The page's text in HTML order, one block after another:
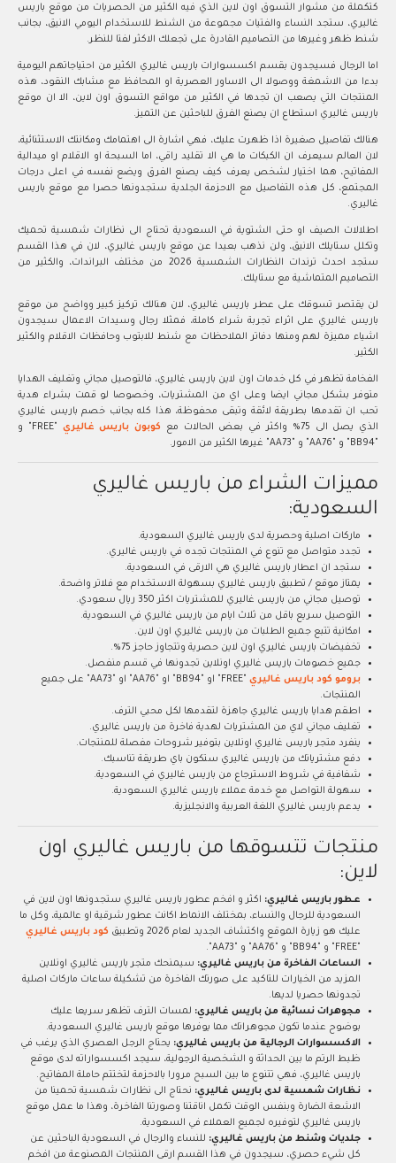
كتكملة من مشوار التسوق اون لاين الذي فيه الكثير من الحصريات من موقع باريس
غاليري، ستجد النساء والفتيات مجموعة من الشنط للاستخدام اليومي الانيق، بجانب
شنط ظهر وغيرها من التصاميم القادرة على تجعلك الاكثر لفتا للنظر.
اما الرجال فسيجدون بقسم اكسسوارات باريس غاليري الكثير من احتياجاتهم اليومية
بدءا من الاشمغة ووصولا الى الاساور العصرية او المحافظ مع مشابك النقود، هذه
المنتجات التي يصعب ان تجدها في الكثير من مواقع التسوق اون لاين، الا ان موقع
باريس غاليري استطاع ان يصنع الفرق للباحثين عن التميز.
هنالك تفاصيل صغيرة اذا ظهرت عليك، فهي اشارة الى اهتمامك ومكانتك الاستثنائية،
لان العالم سيعرف ان الكبكات ما هي الا تقليد راقي، اما السبحة او الاقلام او ميدالية
المفاتيح، هما اختيار لشخص يعرف كيف يصنع الفرق ويضع نفسه في اعلى درجات
المجتمع، كل هذه التفاصيل مع الاحزمة الجلدية ستجدونها حصرا مع موقع باريس
غاليري.
اطلالات الصيف او حتى الشتوية في السعودية تحتاج الى نظارات شمسية تحميك
وتكلل ستايلك الانيق، ولن نذهب بعيدا عن موقع باريس غاليري، لان في هذا القسم
ستجد احدث ترندات النظارات الشمسية 2026 من مختلف البراندات، والكثير من
التصاميم المتماشية مع ستايلك.
لن يقتصر تسوقك على عطر باريس غاليري، لان هنالك تركيز كبير وواضح من موقع
باريس غاليري على اثراء تجربة شراء كاملة، فمثلا رجال وسيدات الاعمال سيجدون
اشياء مميزة لهم ومنها دفاتر الملاحظات مع شنط للابتوب وحافظات الاقلام والكثير
الكثير.
الفخامة تظهر في كل خدمات اون لاين باريس غاليري، فالتوصيل مجاني وتغليف الهدايا
متوفر بشكل مجاني ايضا وعلى اي من المشتريات، وخصوصا لو قمت بشراء هدية
تحب ان تقدمها بطريقة لائقة وتبقى محفوظة، هذا كله بجانب خصم باريس غاليري
الذي يصل الى 75% واكثر في بعض الحالات مع
كوبون باريس غاليري
"FREE" و
"BB94" و "AA76" و "AA73" غيرها الكثير من الامور.
مميزات الشراء من باريس غاليري
السعودية:
ماركات اصلية وحصرية لدى باريس غاليري السعودية.
تجدد متواصل مع تنوع في المنتجات تجده في باريس غاليري.
ستجد ان اعطار باريس غاليري هي الارقى في السعودية.
يمتاز موقع / تطبيق باريس غاليري بسهولة الاستخدام مع فلاتر واضحة.
توصيل مجاني من باريس غاليري للمشتريات اكثر 350 ريال سعودي.
التوصيل سريع باقل من ثلاث ايام من باريس غاليري في السعودية.
امكانية تتبع جميع الطلبات من باريس غاليري اون لاين.
تخفيضات باريس غاليري اون لاين حصرية وتتجاوز حاجز 75%.
جميع خصومات باريس غاليري اونلاين تجدونها في قسم منفصل.
برومو كود باريس غاليري
"FREE" او "BB94" او "AA76" او "AA73" على جميع
المنتجات.
اطقم هدايا باريس غاليري جاهزة لتقدمها لكل محبي الترف.
تغليف مجاني لاي من المشتريات لهدية فاخرة من باريس غاليري.
ينفرد متجر باريس غاليري اونلاين بتوفير شروحات مفصلة للمنتجات.
دفع مشترياتك من باريس غاليري ستكون باي طريقة تناسبك.
شفافية في شروط الاسترجاع من باريس غاليري في السعودية.
سهولة التواصل مع خدمة عملاء باريس غاليري السعودية.
يدعم باريس غاليري اللغة العربية والانجليزية.
منتجات تتسوقها من باريس غاليري اون
لاين:
عطور باريس غاليري: اكثر و افخم عطور باريس غاليري ستجدونها اون لاين في
السعودية للرجال والنساء، بمختلف الانماط اكانت عطور شرقية او عالمية، وكل ما
عليك هو زيارة الموقع واكتشاف الجديد لعام 2026 وتطبيق
كود باريس غاليري
"FREE" و "BB94" و "AA76" و "AA73".
الساعات الفاخرة من باريس غاليري: سيمنحك متجر باريس غاليري اونلاين
المزيد من الخيارات للتاكيد على صورتك الفاخرة من تشكيلة ساعات ماركات اصلية
تجدونها حصريا لديها.
مجوهرات نسائية من باريس غاليري: لمسات الترف تظهر سريعا عليك
بوضوح عندما تكون مجوهراتك مما يوفرها موقع باريس غاليري السعودية.
الاكسسوارات الرجالية من باريس غاليري: يحتاج الرجل العصري الذي يرغب في
ظبط الرتم ما بين الحداثة و الشخصية الرجولية، سيجد اكسسواراته لدى موقع
باريس غاليري، فهي تتنوع ما بين السبح مرورا بالاحزمة لتختتم حاملة المفاتيح.
نظارات شمسية لدى باريس غاليري: نحتاج الى نظارات شمسية تحمينا من
الاشعة الضارة وبنفس الوقت تكمل اناقتنا وصورتنا الفاخرة، وهذا ما عمل موقع
باريس غاليري لتوفيره لجميع العملاء في السعودية.
جلديات وشنط من باريس غاليري: للنساء والرجال في السعودية الباحثين عن
كل شيء حصري، سيجدون في هذا القسم ارقى المنتجات المصنوعة من افخم